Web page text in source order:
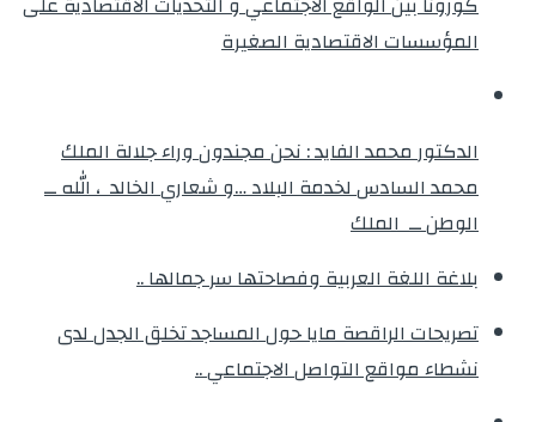
المؤسسات الاقتصادية الصغيرة
الدكتور محمد الفايد : نحن مجندون وراء جلالة الملك
محمد السادس لخدمة البلاد …و شعاري الخالد ، الله ــ
الوطن ــ الملك
بلاغة اللغة العربية وفصاحتها سر جمالها ..
تصريحات الراقصة مايا حول المساجد تخلق الجدل لدى
نشطاء مواقع التواصل الاجتماعي ..